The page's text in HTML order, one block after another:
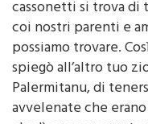
cassonetti si trova
coi nostri parenti e
possiamo trovare.
spiegò all’altro tuo
Palermitanu, di
avvelenate che